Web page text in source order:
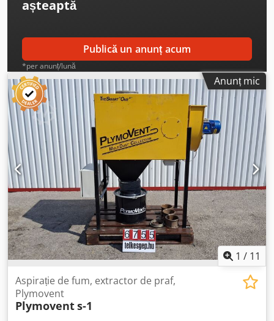
așteaptă
Publică un anunț acum
*per anunț/lună
Anunț mic
1 / 11
Aspirație de fum, extractor de praf,
Plymovent
Plymovents-1